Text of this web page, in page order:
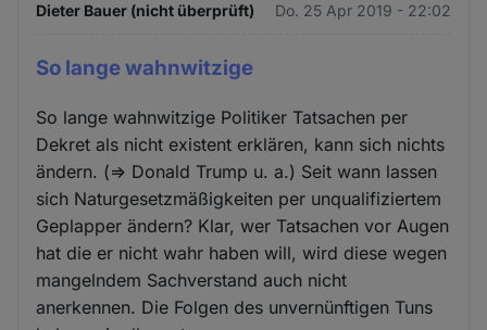
Dieter Bauer (nicht überprüft) Do. 25 Apr 2019 - 22:02
So lange wahnwitzige
So lange wahnwitzige Politiker Tatsachen per
Dekret als nicht existent erklären, kann sich nichts
ändern. (=> Donald Trump u. a.) Seit wann lassen
sich Naturgesetzmäßigkeiten per unqualifiziertem
Geplapper ändern? Klar, wer Tatsachen vor Augen
hat die er nicht wahr haben will, wird diese wegen
mangelndem Sachverstand auch nicht
anerkennen. Die Folgen des unvernünftigen Tuns